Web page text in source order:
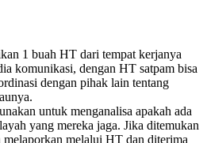
1 buah HT dari tempat kerjanya
komunikasi, dengan HT satpam bisa
dengan pihak lain tentang
untuk menganalisa apakah ada
yang mereka jaga. Jika ditemukan
melaporkan melalui HT dan diterima